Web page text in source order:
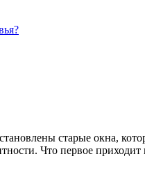
старые окна,
Что первое приходит